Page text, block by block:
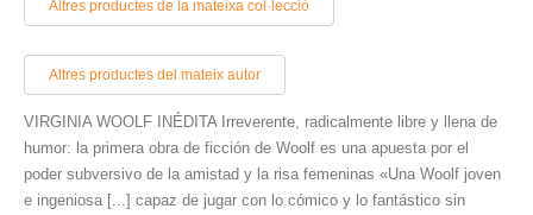
Altres productes de la mateixa col·lecció
Altres productes del mateix autor
VIRGINIA WOOLF INÉDITA Irreverente, radicalmente libre y llena de
humor: la primera obra de ficción de Woolf es una apuesta por el
poder subversivo de la amistad y la risa femeninas «Una Woolf joven
e ingeniosa [...] capaz de jugar con lo cómico y lo fantástico sin